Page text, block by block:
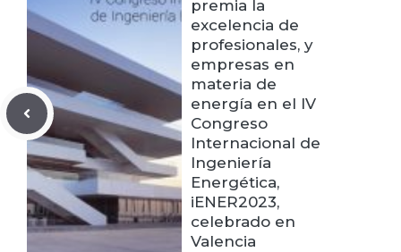
premia la
excelencia de
profesionales, y
empresas en
materia de
energía en el IV
Congreso
Internacional de
Ingeniería
Energética,
iENER2023,
celebrado en
Valencia